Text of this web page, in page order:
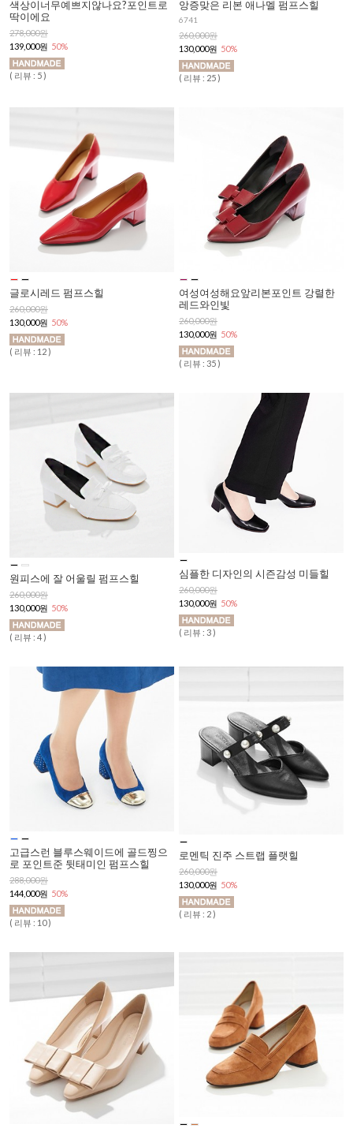
색상이너무예쁘지않나요?포인트로
딱이에요
278,000원
139,000원 50%
( 리뷰 : 5 )
앙증맞은 리본 애나멜 펌프스힐
6741
260,000원
130,000원 50%
( 리뷰 : 25 )
글로시레드 펌프스힐
260,000원
130,000원 50%
( 리뷰 : 12 )
여성여성해요앞리본포인트 강렬한
레드와인빛
260,000원
130,000원 50%
( 리뷰 : 35 )
원피스에 잘 어울릴 펌프스힐
260,000원
130,000원 50%
( 리뷰 : 4 )
심플한 디자인의 시즌감성 미들힐
260,000원
130,000원 50%
( 리뷰 : 3 )
고급스런 블루스웨이드에 골드찡으
로 포인트준 뒷태미인 펌프스힐
288,000원
144,000원 50%
( 리뷰 : 10 )
로멘틱 진주 스트랩 플랫힐
260,000원
130,000원 50%
( 리뷰 : 2 )